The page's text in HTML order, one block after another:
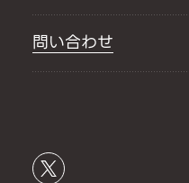
問い合わせ